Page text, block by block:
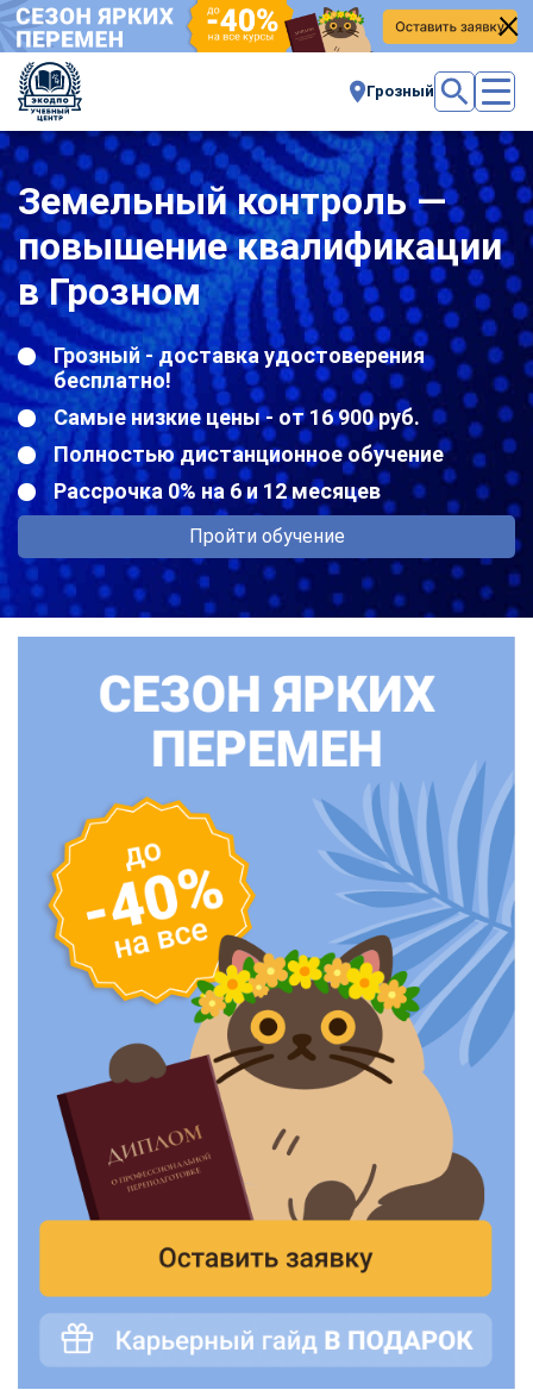
Грозный
Земельный контроль —
повышение квалификации
в Грозном
Грозный - доставка удостоверения
бесплатно!
Самые низкие цены - от 16 900 руб.
Полностью дистанционное обучение
Рассрочка 0% на 6 и 12 месяцев
Пройти обучение